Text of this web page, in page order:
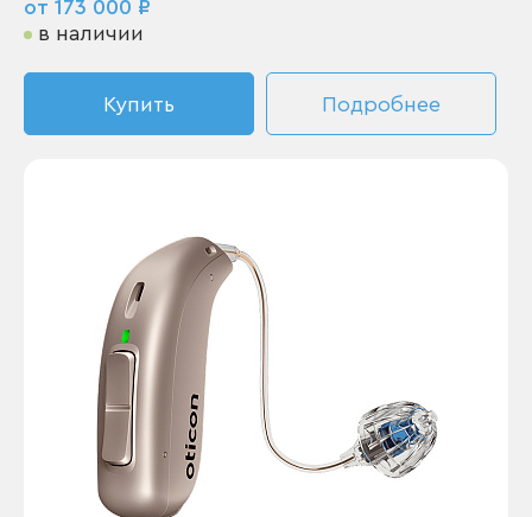
от 173 000 ₽
в наличии
Купить Подробнее